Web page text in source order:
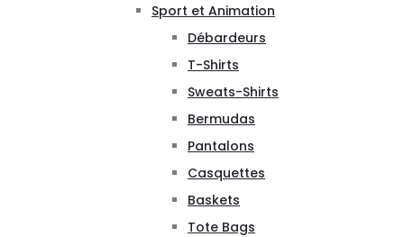
Sport et Animation
Débardeurs
T-Shirts
Sweats-Shirts
Bermudas
Pantalons
Casquettes
Baskets
Tote Bags